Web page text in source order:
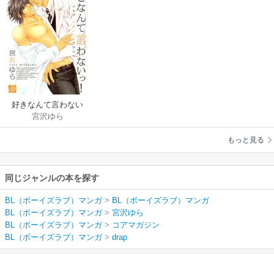
好きなんて言わない
っ!
宮沢ゆら
もっと見る
同じジャンルの本を探す
BL（ボーイズラブ）マンガ> BL（ボーイズラブ）マンガ
BL（ボーイズラブ）マンガ> 宮沢ゆら
BL（ボーイズラブ）マンガ> コアマガジン
BL（ボーイズラブ）マンガ> drap